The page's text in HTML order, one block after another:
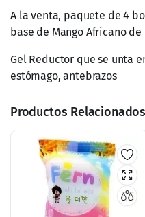
A la venta, paquete de 4
base de Mango Africano de
Gel Reductor que se unta
estómago, antebrazos
Productos Relacionados